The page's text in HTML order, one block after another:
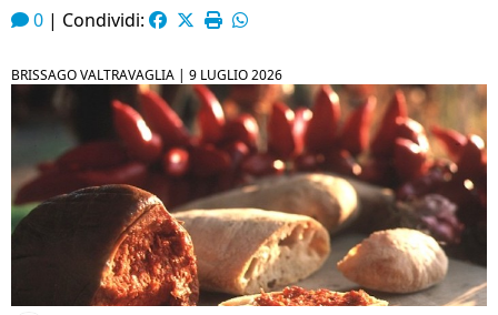
0 | Condividi:
BRISSAGO VALTRAVAGLIA | 9 LUGLIO 2026